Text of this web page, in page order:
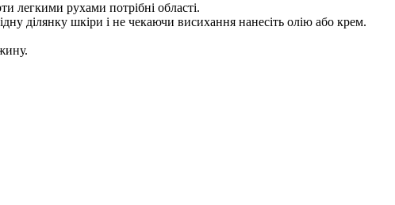
легкими рухами потрібні області.
ділянку шкіри і не чекаючи висихання нанесіть олію або крем.